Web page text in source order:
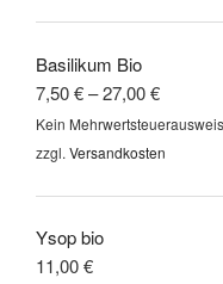
Basilikum Bio
7,50€–27,00€
Kein
zzgl. Versandkosten
Ysop bio
11,00€